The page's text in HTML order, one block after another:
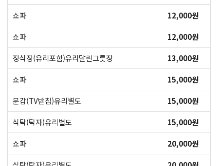
쇼파
12,000원
쇼파
12,000원
장식장(유리포함)유리달린그릇장
13,000원
쇼파
15,000원
문갑(TV받침)유리별도
15,000원
식탁(탁자)유리별도
15,000원
쇼파
20,000원